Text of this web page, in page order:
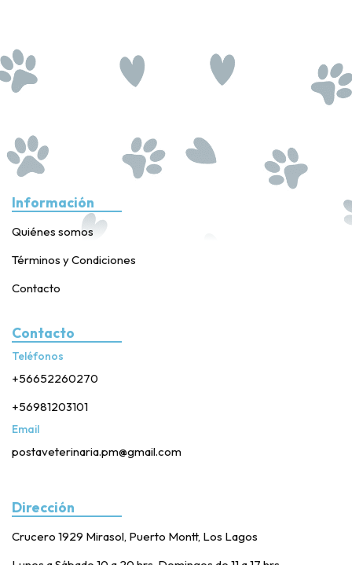
Información
Quiénes somos
Términos y Condiciones
Contacto
Contacto
Teléfonos
+56652260270
+56981203101
Email
postaveterinaria.pm@gmail.com
Dirección
Crucero 1929 Mirasol, Puerto Montt, Los Lagos